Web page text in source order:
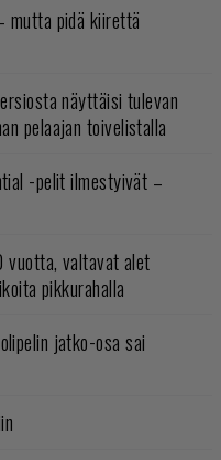
mutta pidä kiirettä
näyttäisi tulevan
pelaajan toivelistalla
-pelit ilmestyivät –
valtavat alet
pikkurahalla
jatko-osa sai